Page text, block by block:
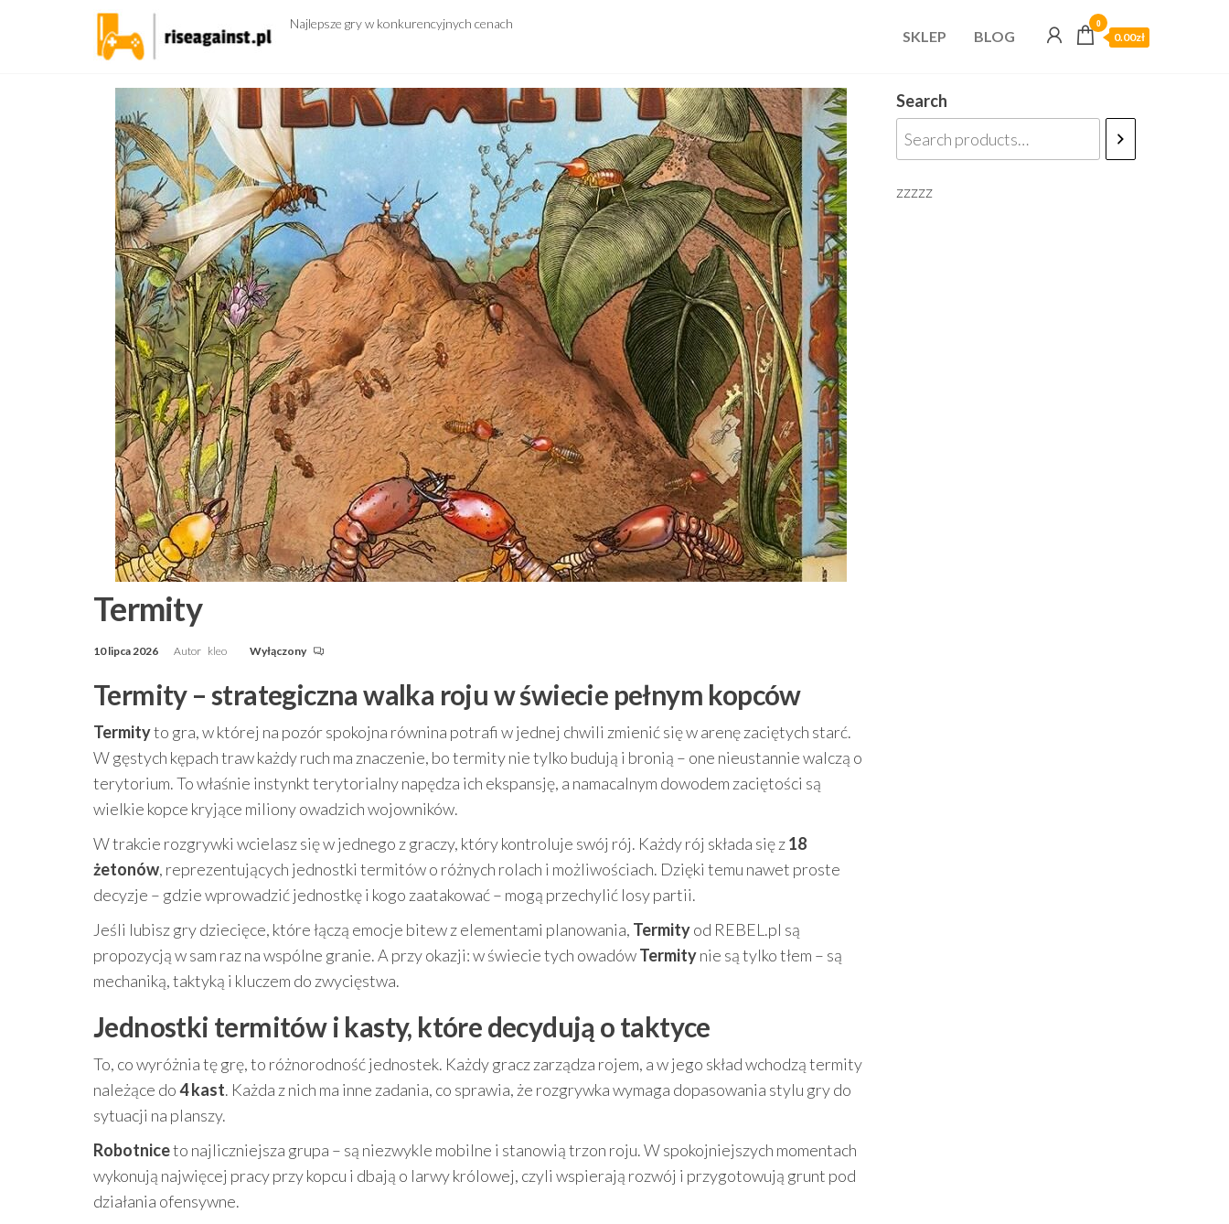
Najlepsze gry w konkurencyjnych cenach
SKLEP BLOG
0
0.00zł
Termity
10 lipca 2026 Autor kleo Wyłączony
Termity – strategiczna walka roju w świecie pełnym kopców
Termityto gra, w której na pozór spokojna równina potrafi w jednej chwili zmienić się w arenę zaciętych starć.
W gęstych kępach traw każdy ruch ma znaczenie, bo termity nie tylko budują i bronią – one nieustannie walczą o
terytorium. To właśnie instynkt terytorialny napędza ich ekspansję, a namacalnym dowodem zaciętości są
wielkie kopce kryjące miliony owadzich wojowników.
W trakcie rozgrywki wcielasz się w jednego z graczy, który kontroluje swój rój. Każdy rój składa się z18
żetonów, reprezentujących jednostki termitów o różnych rolach i możliwościach. Dzięki temu nawet proste
decyzje – gdzie wprowadzić jednostkę i kogo zaatakować – mogą przechylić losy partii.
Jeśli lubisz gry dziecięce, które łączą emocje bitew z elementami planowania, Termityod REBEL.pl są
propozycją w sam raz na wspólne granie. A przy okazji: w świecie tych owadówTermitynie są tylko tłem – są
mechaniką, taktyką i kluczem do zwycięstwa.
Jednostki termitów i kasty, które decydują o taktyce
To, co wyróżnia tę grę, to różnorodność jednostek. Każdy gracz zarządza rojem, a w jego skład wchodzą termity
należące do4 kast. Każda z nich ma inne zadania, co sprawia, że rozgrywka wymaga dopasowania stylu gry do
sytuacji na planszy.
Robotniceto najliczniejsza grupa – są niezwykle mobilne i stanowią trzon roju. W spokojniejszych momentach
wykonują najwięcej pracy przy kopcu i dbają o larwy królowej, czyli wspierają rozwój i przygotowują grunt pod
działania ofensywne.
Search
zzzzz